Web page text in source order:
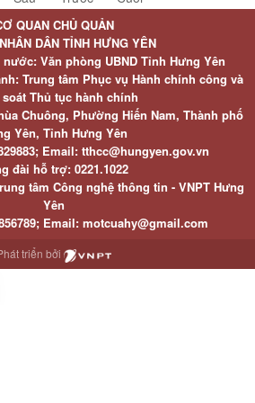
QUAN CHỦ QUẢN
DÂN TỈNH HƯNG YÊN
Văn phòng UBND Tỉnh Hưng Yên
Trung tâm Phục vụ Hành chính công và
soát Thủ tục hành chính
Chuông, Phường Hiến Nam, Thành phố
Yên, Tỉnh Hưng Yên
Email: tthcc@hungyen.gov.vn
đài hỗ trợ: 0221.1022
tâm Công nghệ thông tin - VNPT Hưng
Yên
Email: motcuahy@gmail.com
triển bởi